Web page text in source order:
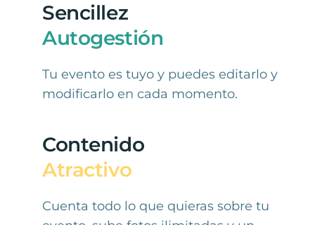
Sencillez
Autogestión
Tu evento es tuyo y puedes editarlo y
modificarlo en cada momento.
Contenido
Atractivo
Cuenta todo lo que quieras sobre tu